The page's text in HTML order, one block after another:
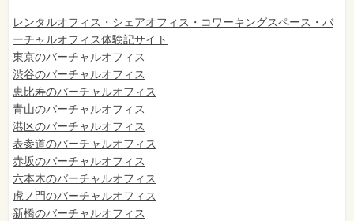
レンタルオフィス・シェアオフィス・コワーキングスペース・バ
ーチャルオフィス体験記サイト
東京のバーチャルオフィス
渋谷のバーチャルオフィス
恵比寿のバーチャルオフィス
青山のバーチャルオフィス
港区のバーチャルオフィス
表参道のバーチャルオフィス
赤坂のバーチャルオフィス
六本木のバーチャルオフィス
虎ノ門のバーチャルオフィス
新橋のバーチャルオフィス